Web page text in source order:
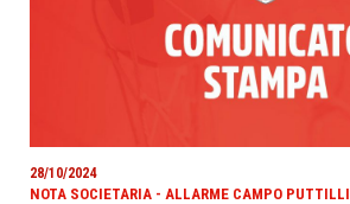
28/10/2024
NOTA SOCIETARIA - ALLARME CAMPO PUTTILLI